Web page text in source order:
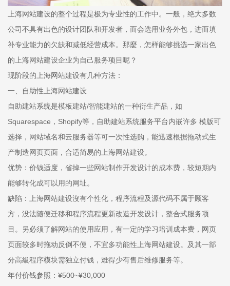
上海网站建设的整个过程是极为专业性的工作中。一般，绝大多数
公司不具有出色的设计团队和开发者，而会选用业务外包，进而填
补专业能力的欠缺和减低经营成本。那麼，怎样能够挑选一家出色
的上海网站建设企业为自己服务项目呢？
现阶段的上海网站建设有几种方法：
一、自助性上海网站建设
自助建站系统是模板建站/智能建站的一种衍生产品，如
Squarespace，Shopify等，自助建站系统服务平台内嵌许多 模版可
选择，网站域名和云服务器等可一次性选购，能迅速根据拖动式生
产制造网页页面，合适简易的上海网站建设。
优势：价钱适度，省掉一些网站制作开发设计的成本费，较短期内
能够转化成可以用的网址。
缺陷：上海网站建设沒有个性化，程序流程及源代码不属于顾客
方，没法随便迁移和程序流程更新改造开发设计，整合式服务项
目。另必须了解网站的使用应用，有一定的学习培训成本费，网页
页面较多时拖动反倒不便，不宜多功能性上海网站建设。及其一部
分高級程序模块需独立付钱，难得少有售后维修服务等。
年付价钱参照：¥500~¥30,000